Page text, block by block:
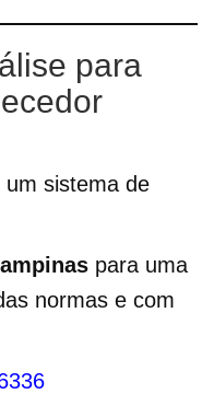
para
um sistema de
para uma
normas e com